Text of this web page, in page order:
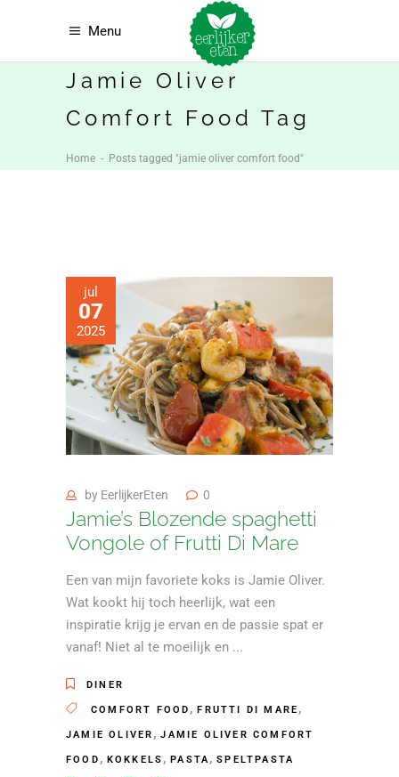
Menu
Jamie Oliver
Comfort Food Tag
Home - Posts tagged "jamie oliver comfort food"
jul
07
2025
by EerlijkerEten 0
Jamie’s Blozende spaghetti
Vongole of Frutti Di Mare
Een van mijn favoriete koks is Jamie Oliver.
Wat kookt hij toch heerlijk, wat een
inspiratie krijg je ervan en de passie spat er
vanaf! Niet al te moeilijk en
DINER
COMFORT FOOD ,FRUTTI DI MARE ,
JAMIE OLIVER ,JAMIE OLIVER COMFORT
FOOD , KOKKELS ,PASTA,SPELTPASTA